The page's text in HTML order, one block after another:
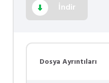
İndir
Dosya Ayrıntıları